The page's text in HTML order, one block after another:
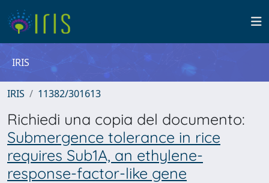
IRIS
IRIS 11382/301613
Richiedi una copia del documento:
Submergence tolerance in rice
requires Sub1A, an ethylene-
response-factor-like gene